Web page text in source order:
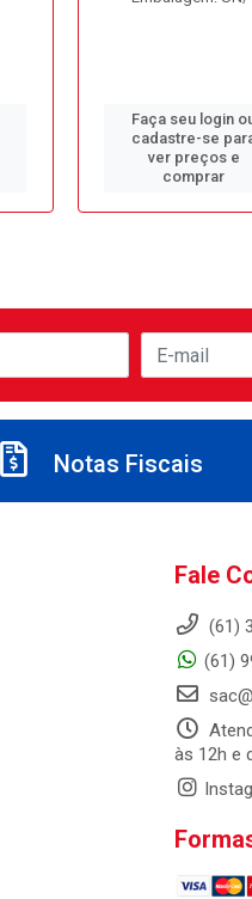
Faça seu login
cadastre-se
ver preços e
comprar
Notas Fiscais
Fale
(61)
(61)
às 12h e